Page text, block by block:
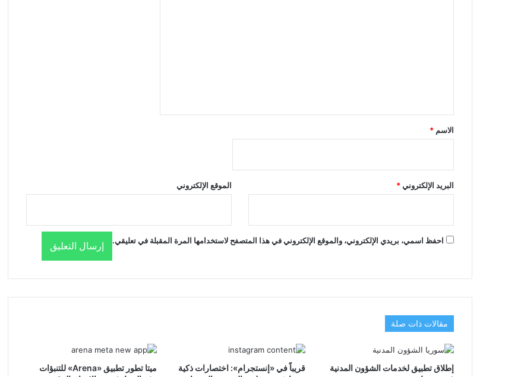
الاسم *
البريد الإلكتروني* الموقع الإلكتروني
احفظ اسمي، بريدي الإلكتروني، والموقع الإلكتروني في هذا المتصفح لاستخدامها المرة المقبلة في تعليقي.
مقالات ذات صلة
إطلاق تطبيق لخدمات الشؤون المدنية
قريباً في «إنستجرام»: اختصارات ذكية
ميتا تطور تطبيق «Arena» للتنبؤات